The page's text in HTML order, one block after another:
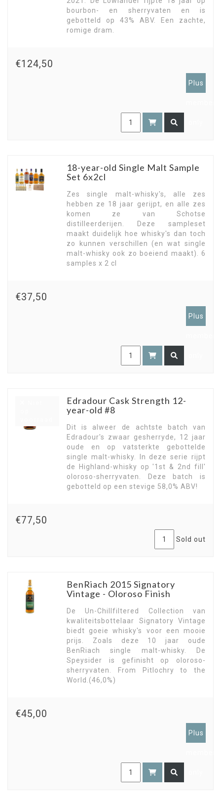
bourbon- en sherryvaten en is
gebotteld op 43% ABV. Een zachte,
romige dram.
€124,50
Plus
18-year-old Single Malt Sample
Set 6x2cl
Zes single malt-whisky's, alle zes
hebben ze 18 jaar gerijpt, en alle zes
komen ze van Schotse
distilleerderijen. Deze sampleset
maakt duidelijk hoe whisky's dan toch
zo kunnen verschillen (en wat single
malt-whisky ook zo boeiend maakt). 6
samples x 2 cl
€37,50
Plus
Edradour Cask Strength 12-
year-old #8
Dit is alweer de achtste batch van
Edradour's zwaar gesherryde, 12 jaar
oude en op vatsterkte gebottelde
single malt-whisky. In deze serie rijpt
de Highland-whisky op '1st & 2nd fill'
oloroso-sherryvaten. Deze batch is
gebotteld op een stevige 58,0% ABV!
€77,50
Sold out
BenRiach 2015 Signatory
Vintage - Oloroso Finish
De Un-Chillfiltered Collection van
kwaliteitsbottelaar Signatory Vintage
biedt goeie whisky's voor een mooie
prijs. Zoals deze 10 jaar oude
BenRiach single malt-whisky. De
Speysider is gefinisht op oloroso-
sherryvaten. From Pitlochry to the
World.(46,0%)
€45,00
Plus